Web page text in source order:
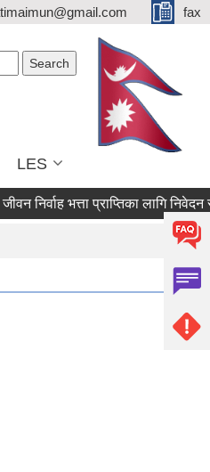
fax
LES
भत्ता प्राप्तिका लागि निवेदन